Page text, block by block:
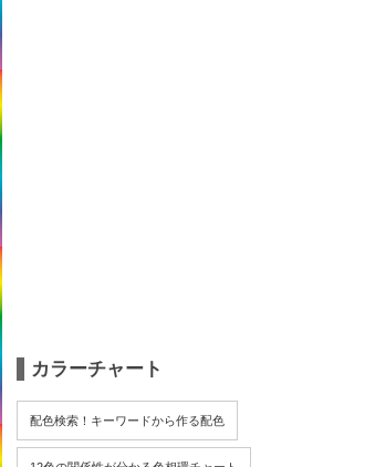
カラーチャート
配色検索！キーワードから作る配色